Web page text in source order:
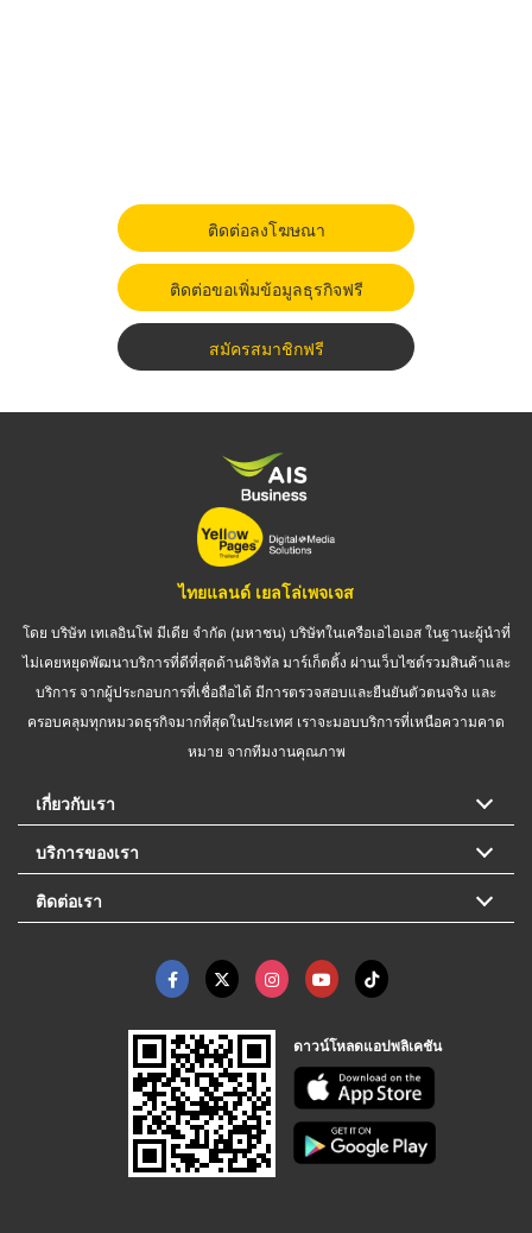
ติดต่อลงโฆษณา
ติดต่อขอเพิ่มข้อมูลธุรกิจฟรี
สมัครสมาชิกฟรี
ไทยแลนด์ เยลโล่เพจเจส
โดย บริษัท เทเลอินโฟ มีเดีย จำกัด (มหาชน) บริษัทในเครือเอไอเอส ในฐานะผู้นำที่
ไม่เคยหยุดพัฒนาบริการที่ดีที่สุดด้านดิจิทัล มาร์เก็ตติ้ง ผ่านเว็บไซต์รวมสินค้าและ
บริการ จากผู้ประกอบการที่เชื่อถือได้ มีการตรวจสอบและยืนยันตัวตนจริง และ
ครอบคลุมทุกหมวดธุรกิจมากที่สุดในประเทศ เราจะมอบบริการที่เหนือความคาด
หมาย จากทีมงานคุณภาพ
เกี่ยวกับเรา
บริการของเรา
ติดต่อเรา
ดาวน์โหลดแอปพลิเคชัน